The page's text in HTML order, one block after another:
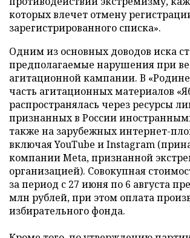
которых влечет отмену
зарегистрированного списка».
Одним из основных доводов иска
предполагаемые нарушения при
агитационной кампании. В
часть агитационных материалов
распространялась через ресурсы
признанных в России
также на зарубежных интернет-
включая YouTube и Instagram
компании Meta, признанной
организацией). Совокупная
за период с 27 июня по 6 августа
млн рублей, при этом оплата
избирательного фонда.